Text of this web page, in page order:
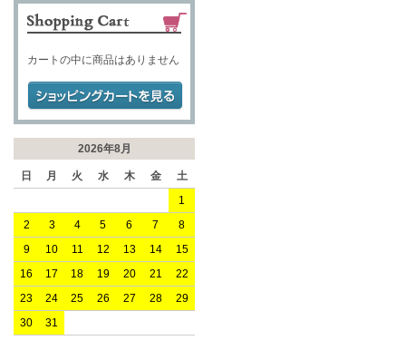
カートの中に商品はありません
2026年8月
日 月 火 水 木 金
土
1
2
3 4 5 6 7
8
9
10 11 12 13 14
15
16
17 18 19 20 21
22
23
24 25 26 27 28
29
30
31